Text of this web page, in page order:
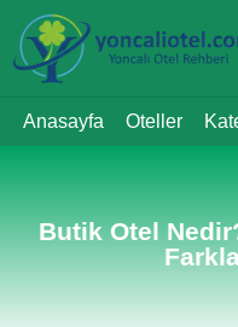
Anasayfa Oteller
Butik Otel